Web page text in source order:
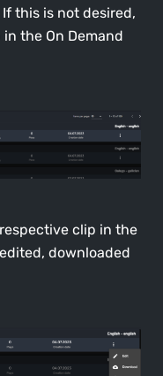
this is not desired,
the On Demand
clip in the
downloaded